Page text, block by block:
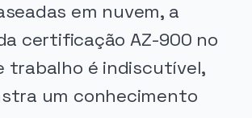
em nuvem, a
certificação AZ-900 no
trabalho é indiscutível,
um conhecimento